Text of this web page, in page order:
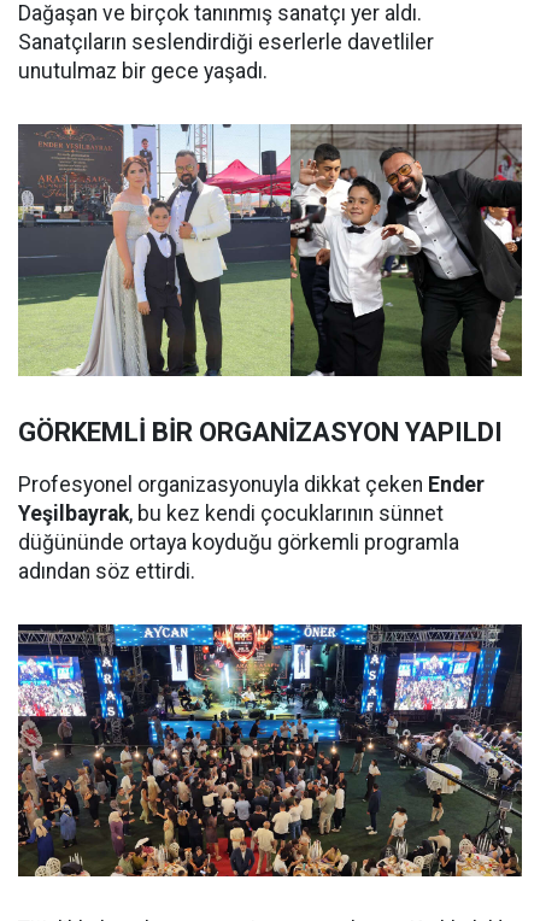
Dağaşan ve birçok tanınmış sanatçı yer aldı.
Sanatçıların seslendirdiği eserlerle davetliler
unutulmaz bir gece yaşadı.
GÖRKEMLİ BİR ORGANİZASYON YAPILDI
Profesyonel organizasyonuyla dikkat çeken Ender
Yeşilbayrak, bu kez kendi çocuklarının sünnet
düğününde ortaya koyduğu görkemli programla
adından söz ettirdi.